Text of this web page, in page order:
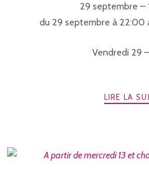
29 septembre –
du 29 septembre à 22:00
Vendredi 29
LIRE LA